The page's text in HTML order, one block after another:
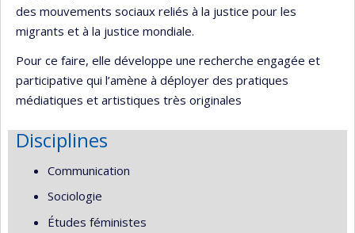
des mouvements sociaux reliés à la justice pour les
migrants et à la justice mondiale.
Pour ce faire, elle développe une recherche engagée et
participative qui l’amène à déployer des pratiques
médiatiques et artistiques très originales
Disciplines
Communication
Sociologie
Études féministes